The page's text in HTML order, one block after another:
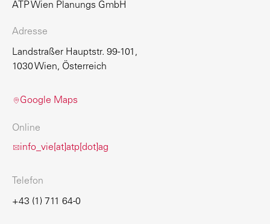
ATP Wien Planungs GmbH
Adresse
Landstraßer Hauptstr. 99-101,
1030 Wien, Österreich
Google Maps
Online
info_vie[at]atp[dot]ag
Telefon
+43 (1) 711 64-0